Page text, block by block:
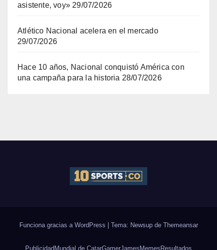
asistente, voy» 29/07/2026
Atlético Nacional acelera en el mercado
29/07/2026
Hace 10 años, Nacional conquistó América con
una campaña para la historia 28/07/2026
Funciona gracias a WordPress | Tema: Newsup de Themeansar
Publicidad Mundial de CatarGamerJames Memes Resultados